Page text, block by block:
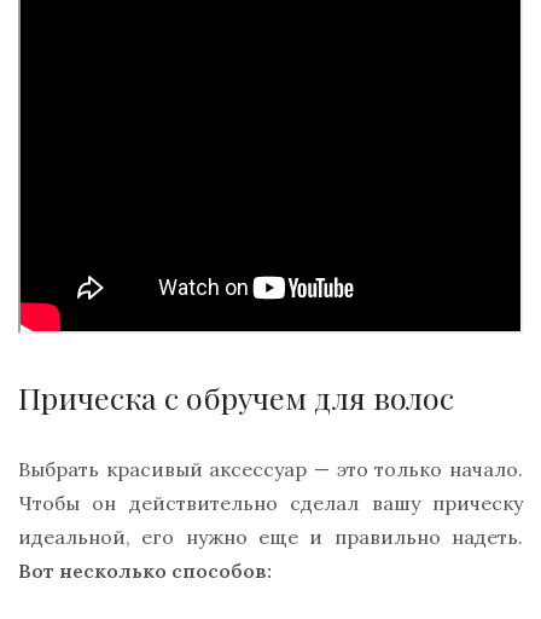
Прическа с обручем для волос
Выбрать красивый аксессуар — это только начало.
Чтобы он действительно сделал вашу прическу
идеальной, его нужно еще и правильно надеть.
Вот несколько способов: